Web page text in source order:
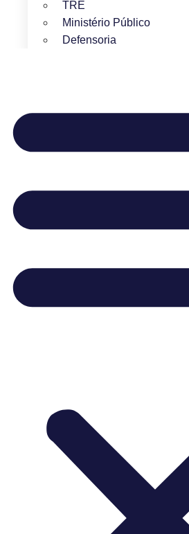
TRE
Ministério Público
Defensoria